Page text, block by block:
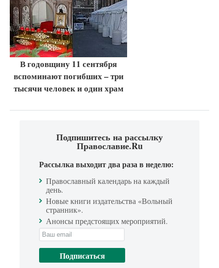
В годовщину 11 сентября
вспоминают погибших – три
тысячи человек и один храм
Подпишитесь на рассылку
Православие.Ru
Рассылка выходит два раза в неделю:
Православный календарь на каждый
день.
Новые книги издательства «Вольный
странник».
Анонсы предстоящих мероприятий.